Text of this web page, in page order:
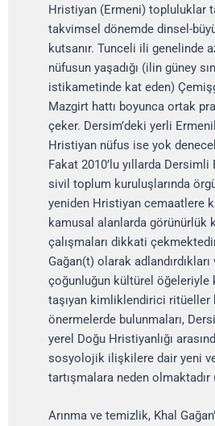
Hristiyan (Ermeni) topluluklar
takvimsel dönemde dinsel-
kutsanır. Tunceli ili genelinde
nüfusun yaşadığı (ilin güney
istikametinde kat eden)
Mazgirt hattı boyunca ortak
çeker. Dersim’deki yerli
Hristiyan nüfus ise yok
Fakat 2010’lu yıllarda
sivil toplum kuruluşlarında
yeniden Hristiyan cemaatlere
kamusal alanlarda görünürlük
çalışmaları dikkati
Gağan(t) olarak
çoğunluğun kültürel öğeleriyle
taşıyan kimliklendirici ritüeller
önermelerde bulunmaları,
yerel Doğu Hristiyanlığı
sosyolojik ilişkilere dair yeni
tartışmalara neden olmaktadır
Arınma ve temizlik, Khal